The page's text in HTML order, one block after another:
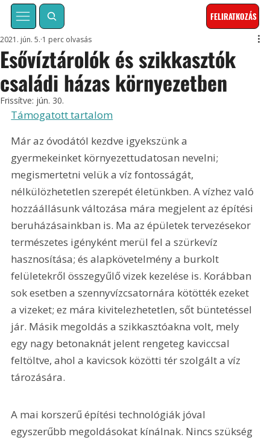
FELIRATKOZÁS
Esővíztárolók és szikkasztók
családi házas környezetben
2021. jún. 5. 1 perc olvasás
Frissítve: jún. 30.
Támogatott tartalom
Már az óvodától kezdve igyekszünk a
gyermekeinket környezettudatosan nevelni;
megismertetni velük a víz fontosságát,
nélkülözhetetlen szerepét életünkben. A vízhez való
hozzáállásunk változása mára megjelent az építési
beruházásainkban is. Ma az épületek tervezésekor
természetes igényként merül fel a szürkevíz
hasznosítása; és alapkövetelmény a burkolt
felületekről összegyűlő vizek kezelése is. Korábban
sok esetben a szennyvízcsatornára kötötték ezeket
a vizeket; ez mára kivitelezhetetlen, sőt büntetéssel
jár. Másik megoldás a szikkasztóakna volt, mely
egy nagy betonaknát jelent rengeteg kaviccsal
feltöltve, ahol a kavicsok közötti tér szolgált a víz
tározására.
A mai korszerű építési technológiák jóval
egyszerűbb megoldásokat kínálnak. Nincs szükség